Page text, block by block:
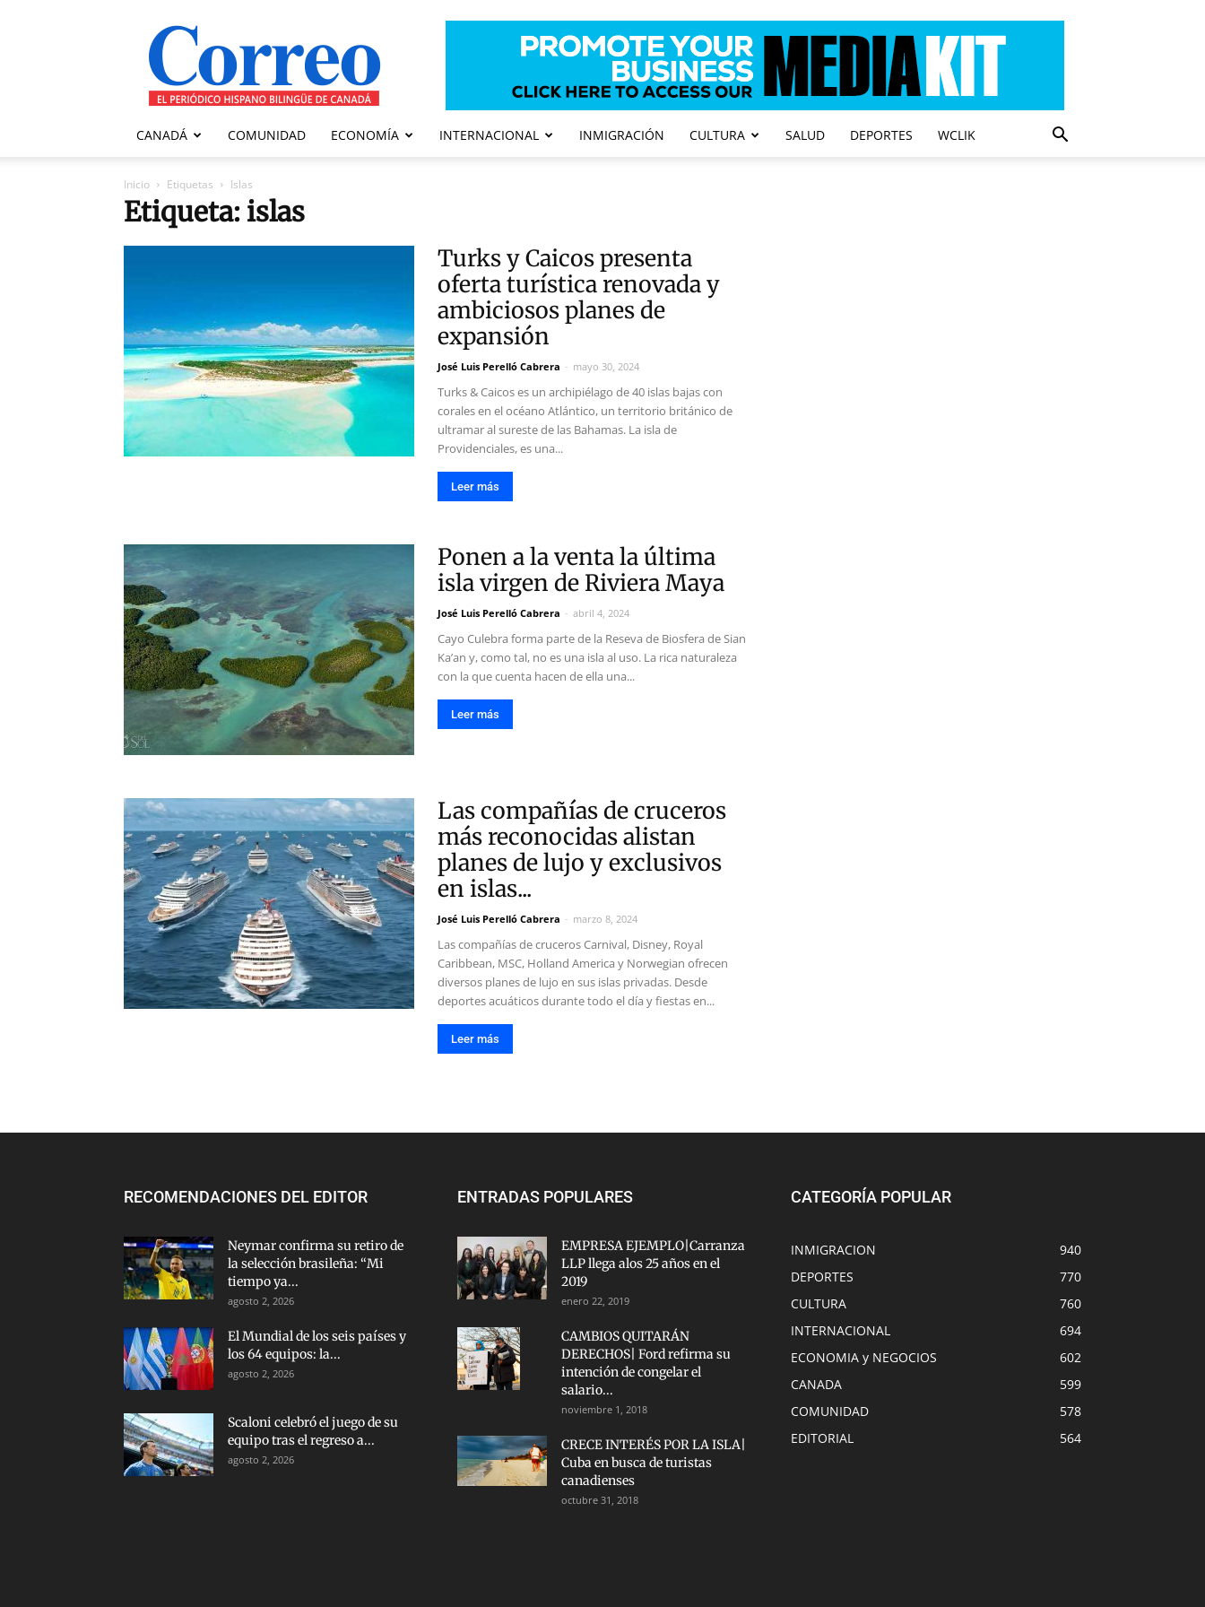
Correo
Canadiense
CANADÁ COMUNIDAD ECONOMÍA INTERNACIONAL INMIGRACIÓN CULTURA SALUD DEPORTES WCLIK
Inicio Etiquetas Islas
Etiqueta: islas
Turks y Caicos presenta
oferta turística renovada y
ambiciosos planes de
expansión
José Luis Perelló Cabrera - mayo 30, 2024
Turks & Caicos es un archipiélago de 40 islas bajas con
corales en el océano Atlántico, un territorio británico de
ultramar al sureste de las Bahamas. La isla de
Providenciales, es una...
Leer más
Ponen a la venta la última
isla virgen de Riviera Maya
José Luis Perelló Cabrera - abril 4, 2024
Cayo Culebra forma parte de la Reseva de Biosfera de Sian
Ka’an y, como tal, no es una isla al uso. La rica naturaleza
con la que cuenta hacen de ella una...
Leer más
Las compañías de cruceros
más reconocidas alistan
planes de lujo y exclusivos
en islas...
José Luis Perelló Cabrera - marzo 8, 2024
Las compañías de cruceros Carnival, Disney, Royal
Caribbean, MSC, Holland America y Norwegian ofrecen
diversos planes de lujo en sus islas privadas. Desde
deportes acuáticos durante todo el día y fiestas en...
Leer más
RECOMENDACIONES DEL EDITOR
Neymar confirma su retiro de
la selección brasileña: “Mi
tiempo ya...
agosto 2, 2026
El Mundial de los seis países y
los 64 equipos: la...
agosto 2, 2026
Scaloni celebró el juego de su
equipo tras el regreso a...
agosto 2, 2026
ENTRADAS POPULARES
EMPRESA EJEMPLO|Carranza
LLP llega alos 25 años en el
2019
enero 22, 2019
CAMBIOS QUITARÁN
DERECHOS| Ford refirma su
intención de congelar el
salario...
noviembre 1, 2018
CRECE INTERÉS POR LA ISLA|
Cuba en busca de turistas
canadienses
octubre 31, 2018
CATEGORÍA POPULAR
INMIGRACION
940
DEPORTES
770
CULTURA
760
INTERNACIONAL
694
ECONOMIA y NEGOCIOS
602
CANADA
599
COMUNIDAD
578
EDITORIAL
564